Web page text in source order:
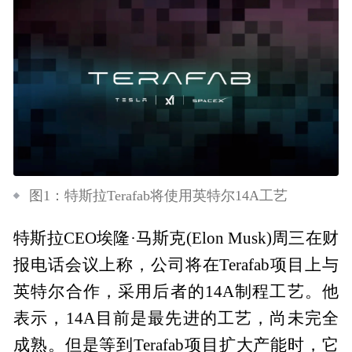
图1：特斯拉Terafab将使用英特尔14A工艺
特斯拉CEO埃隆·马斯克(Elon Musk)周三在财
报电话会议上称，公司将在Terafab项目上与
英特尔合作，采用后者的14A制程工艺。他
表示，14A目前是最先进的工艺，尚未完全
成熟。但是等到Terafab项目扩大产能时，它